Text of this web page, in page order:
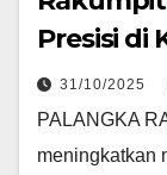
Presisi di
31/10/2025
PALANGKA
meningkatkan